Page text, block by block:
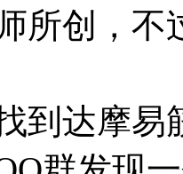
所创，不
达摩易